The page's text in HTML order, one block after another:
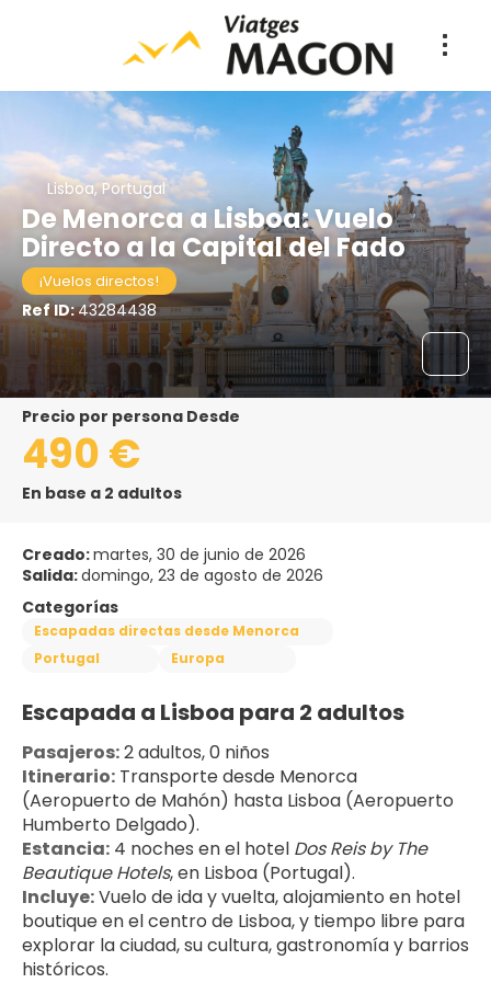
Lisboa, Portugal
De Menorca a Lisboa: Vuelo
Directo a la Capital del Fado
¡Vuelos directos!
Ref ID:43284438
precio por persona Desde
490 €
En base a 2 adultos
Creado:martes, 30 de junio de 2026
Salida:domingo, 23 de agosto de 2026
Categorías
Escapadas directas desde Menorca
Portugal
Europa
Escapada a Lisboa para 2 adultos
Pasajeros: 2 adultos, 0 niños
Itinerario: Transporte desde Menorca
(Aeropuerto de Mahón) hasta Lisboa (Aeropuerto
Humberto Delgado).
Estancia: 4 noches en el hotel Dos Reis by The
Beautique Hotels, en Lisboa (Portugal).
Incluye: Vuelo de ida y vuelta, alojamiento en hotel
boutique en el centro de Lisboa, y tiempo libre para
explorar la ciudad, su cultura, gastronomía y barrios
históricos.